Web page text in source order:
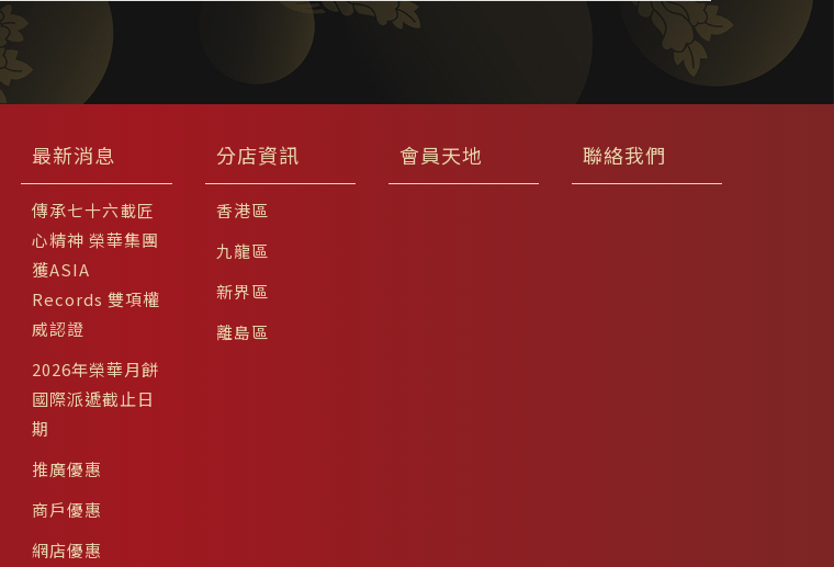
最新消息
傳承七十六載匠
心精神 榮華集團
獲ASIA
Records 雙項權
威認證
2026年榮華月餅
國際派遞截止日
期
推廣優惠
商戶優惠
網店優惠
分店資訊
香港區
九龍區
新界區
離島區
會員天地 聯絡我們